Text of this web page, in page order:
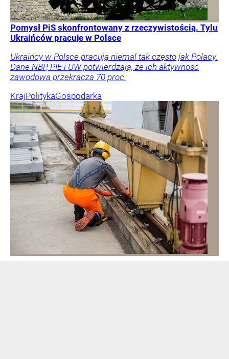
Pomysł PiS skonfrontowany z rzeczywistością. Tylu
Ukraińców pracuje w Polsce
Ukraińcy w Polsce pracują niemal tak często jak Polacy.
Dane NBP, PIE i UW potwierdzają, że ich aktywność
zawodowa przekracza 70 proc.
KrajPolitykaGospodarka